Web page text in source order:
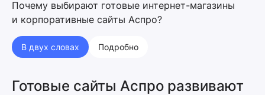
Почему выбирают готовые интернет-магазины
и корпоративные сайты Аспро?
В двух словах Подробно
Готовые сайты Аспро развивают